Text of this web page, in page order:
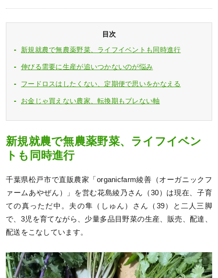
目次
新規就農で無農薬野菜、ライフイベントも同時進行
伸びる需要に生産が追いつかないのが悩み
フードロスはしたくない、定期便で思いをかなえる
お金じゃ買えない農家、転換期もブレない軸
新規就農で無農薬野菜、ライフイベン
トも同時進行
千葉県松戸市で直販農家「organicfarm綾善（オーガニックフ
ァームあやぜん）」を営む花島綾乃さん（30）は現在、子育
ての真っただ中。夫の隼（しゅん）さん（39）と二人三脚
で、3児を育てながら、少量多品目野菜の生産、販売、配達、
配送をこなしています。